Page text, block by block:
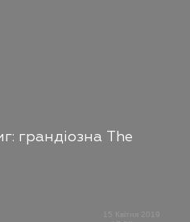
грандіозна The
15 Квітня 2019